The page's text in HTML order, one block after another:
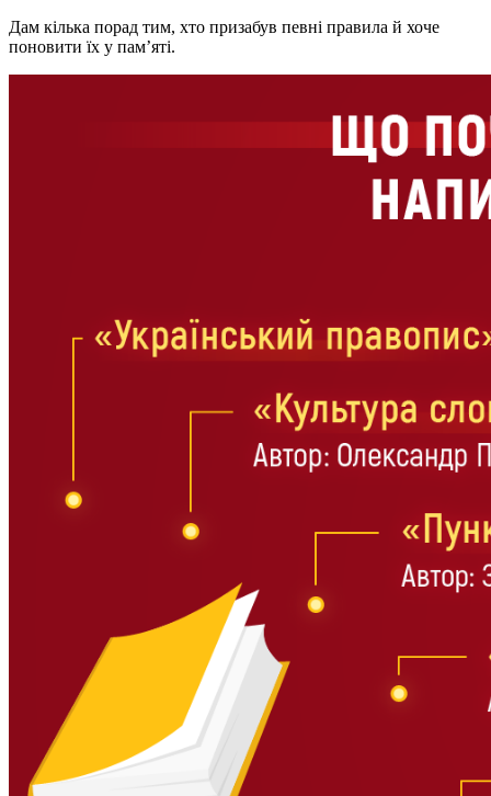
Дам кілька порад тим, хто призабув певні правила й хоче
поновити їх у пам’яті.